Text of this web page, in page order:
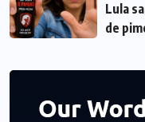
Lula
de